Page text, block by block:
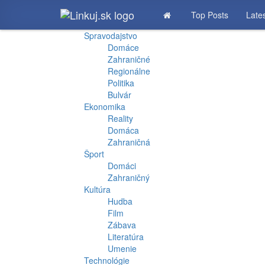
Top Posts
Spravodajstvo
Domáce
Zahraničné
Regionálne
Politika
Bulvár
Ekonomika
Reality
Domáca
Zahraničná
Šport
Domáci
Zahraničný
Kultúra
Hudba
Film
Zábava
Literatúra
Umenie
Technológie